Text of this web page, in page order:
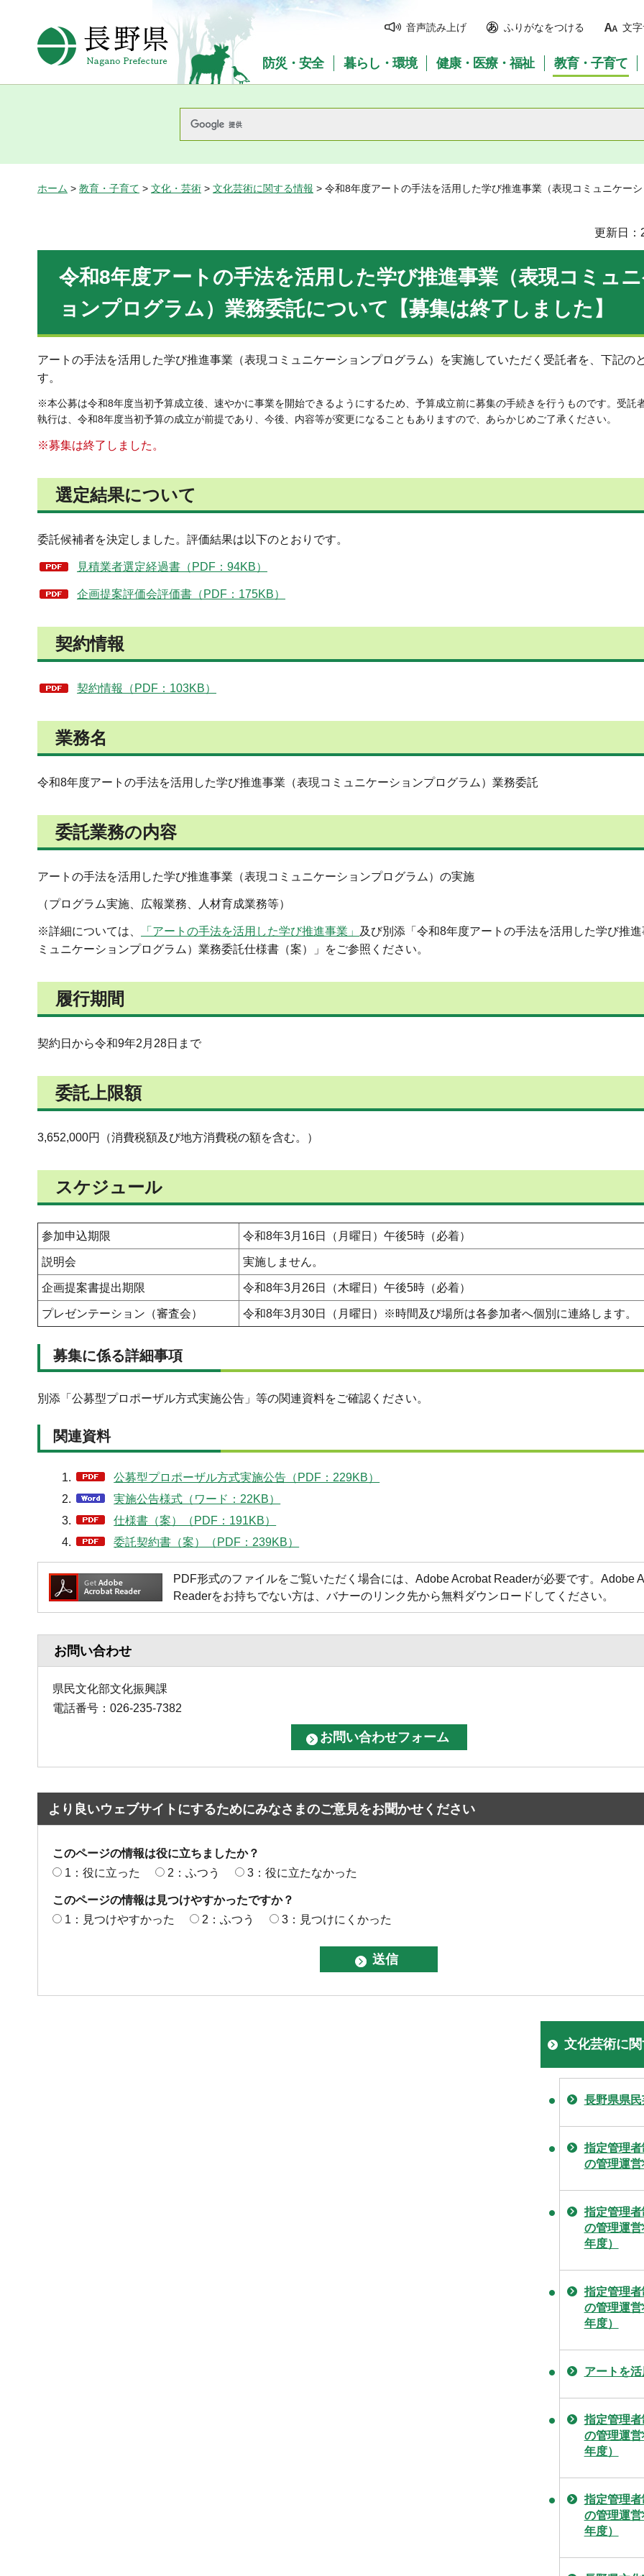
長野県Nagano Prefecture
音声読み上げ ふりがなをつける 文
防災・安全 暮らし・環境 健康・医療・福祉 教育・子育て
ホーム > 教育・子育て > 文化・芸術 > 文化芸術に関する情報 > 令和8年度アートの手法を活用した学び推進事業（表現コミュニケー
更新日：
令和8年度アートの手法を活用した学び推進事業（表現コミュ
ョンプログラム）業務委託について【募集は終了しました】
アートの手法を活用した学び推進事業（表現コミュニケーションプログラム）を実施していただく受託者を、下記の
す。
※本公募は令和8年度当初予算成立後、速やかに事業を開始できるようにするため、予算成立前に募集の手続きを行うものです。受託
執行は、令和8年度当初予算の成立が前提であり、今後、内容等が変更になることもありますので、あらかじめご了承ください。
※募集は終了しました。
選定結果について
委託候補者を決定しました。評価結果は以下のとおりです。
見積業者選定経過書（PDF：94KB）
企画提案評価会評価書（PDF：175KB）
契約情報
契約情報（PDF：103KB）
業務名
令和8年度アートの手法を活用した学び推進事業（表現コミュニケーションプログラム）業務委託
委託業務の内容
アートの手法を活用した学び推進事業（表現コミュニケーションプログラム）の実施
（プログラム実施、広報業務、人材育成業務等）
※詳細については、 「アートの手法を活用した学び推進事業」
及び別添「令和8年度アートの手法を活用した学び推
ミュニケーションプログラム）業務委託仕様書（案）」をご参照ください。
履行期間
契約日から令和9年2月28日まで
委託上限額
3,652,000円（消費税額及び地方消費税の額を含む。）
スケジュール
参加申込期限 令和8年3月16日（月曜日）午後5時（必着）
説明会 実施しません。
企画提案書提出期限 令和8年3月26日（木曜日）午後5時（必着）
プレゼンテーション（審査会） 令和8年3月30日（月曜日）※時間及び場所は各参加者へ個別に連絡します。
募集に係る詳細事項
別添「公募型プロポーザル方式実施公告」等の関連資料をご確認ください。
関連資料
公募型プロポーザル方式実施公告（PDF：229KB）
実施公告様式（ワード：22KB）
仕様書（案）（PDF：191KB）
委託契約書（案）（PDF：239KB）
PDF形式のファイルをご覧いただく場合には、Adobe Acrobat Readerが必要です。Adobe
Readerをお持ちでない方は、バナーのリンク先から無料ダウンロードしてください。
お問い合わせ
県民文化部文化振興課
電話番号：026-235-7382
より良いウェブサイトにするためにみなさまのご意見をお聞かせください
このページの情報は役に立ちましたか？
1：役に立った
2：ふつう 3：役に立たなかった
このページの情報は見つけやすかったですか？
1：見つけやすかった
2：ふつう 3：見つけにくかった
文化芸術に
長野県県
指定管理
の管理運営
指定管理
の管理運
年度）
指定管理
の管理運
年度）
アートを
指定管理
の管理運
年度）
指定管理
の管理運
年度）